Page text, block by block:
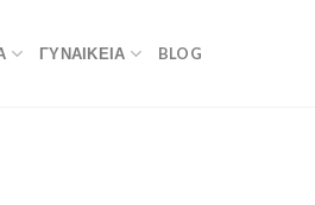
ΓΥΝΑΙΚΕΙΑ BLOG